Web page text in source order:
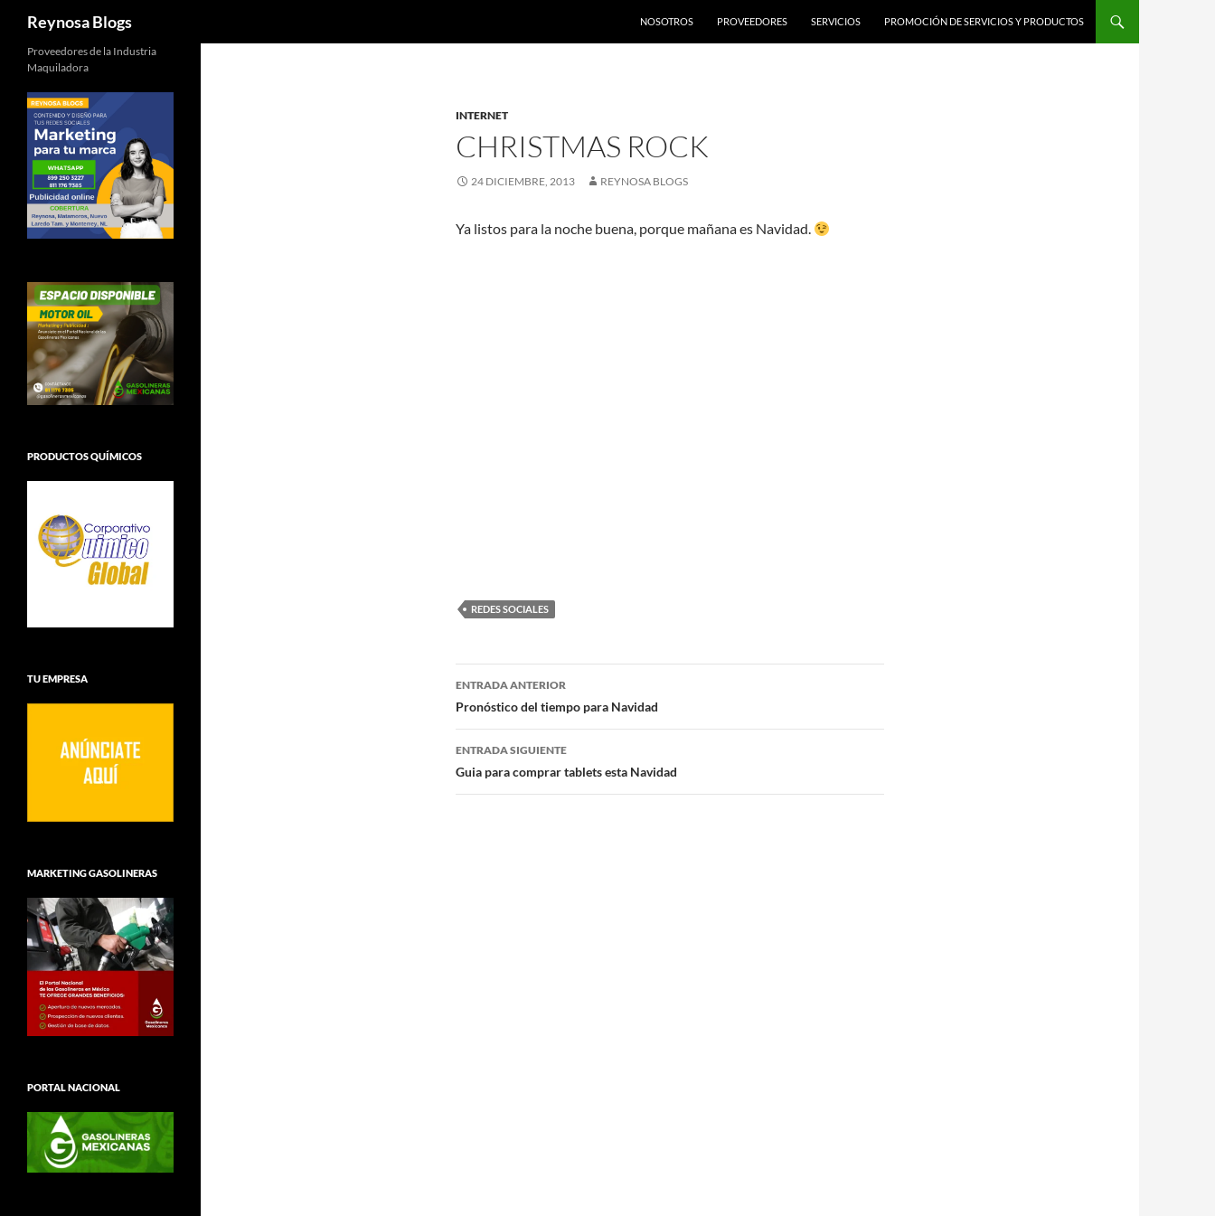
Reynosa Blogs
NOSOTROS
PROVEEDORES SERVICIOS PROMOCIÓN DE SERVICIOS Y PRODUCTOS
INTERNET
CHRISTMAS ROCK
24 DICIEMBRE, 2013 REYNOSA BLOGS
Ya listos para la noche buena, porque mañana es Navidad.
REDES SOCIALES
Navegación
de
entradas
ENTRADA ANTERIOR
Pronóstico del tiempo para Navidad
ENTRADA SIGUIENTE
Guia para comprar tablets esta Navidad
Proveedores de la Industria
Maquiladora
PRODUCTOS QUÍMICOS
TU EMPRESA
MARKETING GASOLINERAS
PORTAL NACIONAL